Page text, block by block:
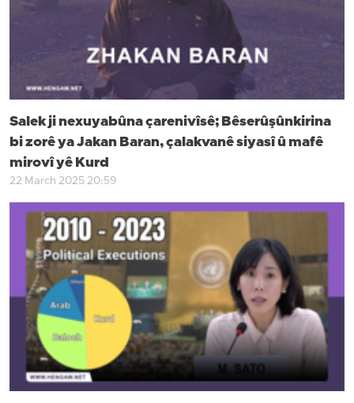
Salek ji nexuyabûna çarenivîsê; Bêserûşûnkirina
bi zorê ya Jakan Baran, çalakvanê siyasî û mafê
mirovî yê Kurd
22 March 2025 20:59